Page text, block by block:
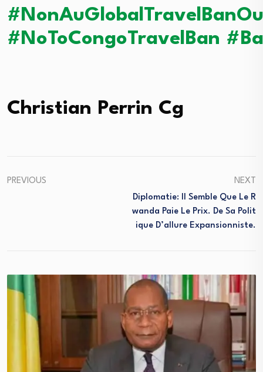
#NoToCongoTravelBan
Christian Perrin Cg
PREVIOUS
NEXT
Diplomatie: Il Semble Que Le R
Wanda Paie Le Prix. De Sa Polit
Ique D’allure Expansionniste.